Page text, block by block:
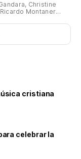
Christine
Montaner...
cristiana
celebrar la